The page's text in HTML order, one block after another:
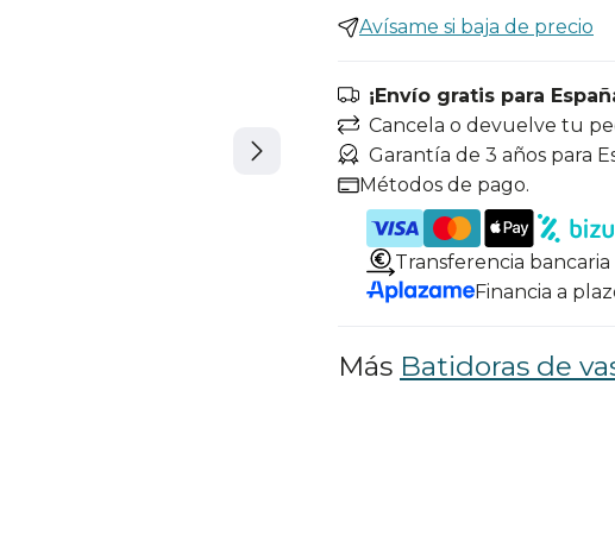
Avísame si baja de precio
¡Envío gratis para
Cancela o devuelve tu
Garantía de 3 años para
Métodos de pago.
Transferencia bancaria
Financia a
Más Batidoras de